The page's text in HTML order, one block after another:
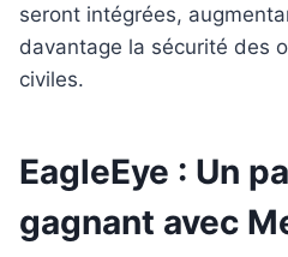
seront intégrées,
davantage la sécurité des
civiles.
EagleEye : Un
gagnant avec